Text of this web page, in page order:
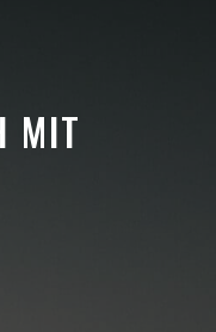
MIT